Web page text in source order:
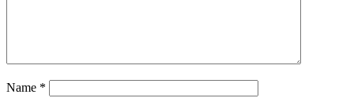
Name *